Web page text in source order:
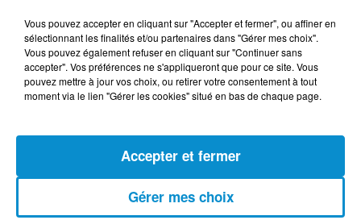
23 juillet 2026
Les Zinformés - 23/07/26
22 juillet 2026
Les Zinformés - 22/07/26
Vous pouvez accepter en cliquant sur "Accepter et fermer", ou affiner en
sélectionnant les finalités et/ou partenaires dans "Gérer mes choix".
Vous pouvez également refuser en cliquant sur "Continuer sans
accepter". Vos préférences ne s'appliqueront que pour ce site. Vous
pouvez mettre à jour vos choix, ou retirer votre consentement à tout
moment via le lien "Gérer les cookies" situé en bas de chaque page.
Gérer mes choix
Accepter et fermer